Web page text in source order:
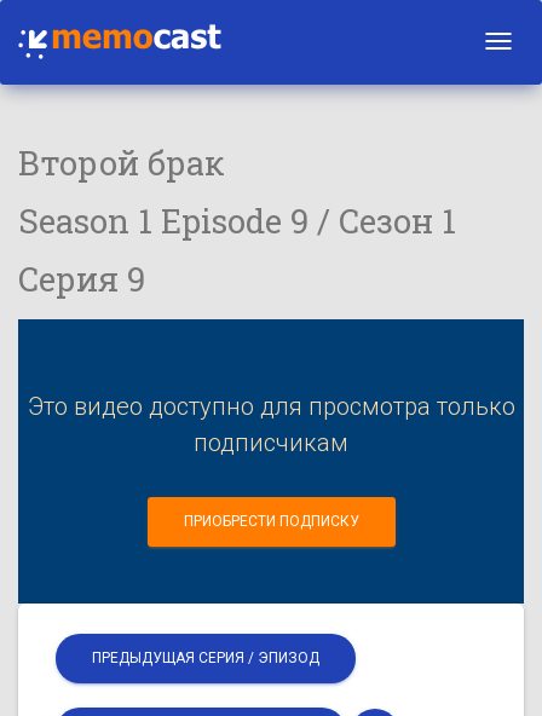
Второй брак
Season 1 Episode 9 / Сезон 1
Серия 9
Это видео доступно для просмотра только
подписчикам
ПРИОБРЕСТИ ПОДПИСКУ
ПРЕДЫДУЩАЯ СЕРИЯ / ЭПИЗОД